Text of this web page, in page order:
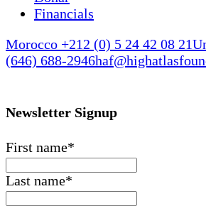
Financials
Morocco +212 (0) 5 24 42 08 21
(646) 688-2946
Newsletter Signup
First name*
Last name*